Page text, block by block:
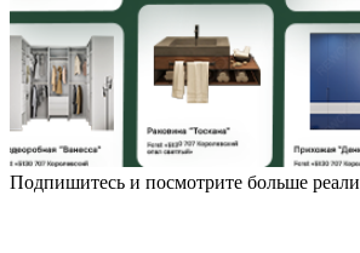
Подпишитесь и посмотрите больше